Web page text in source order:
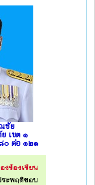
ชัย
เขต ๑
๐ ต่อ ๑๒๑